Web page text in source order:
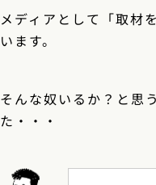
メディアとして「取材
います。
そんな奴いるか？と思
た・・・